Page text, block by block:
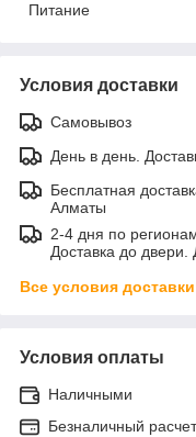
Питание
Условия доставки
Самовывоз
День в день.
Бесплатная
Алматы
2-4 дня по
Доставка до двери.
Все условия доставки
Условия оплаты
Наличными
Безналичный расчет